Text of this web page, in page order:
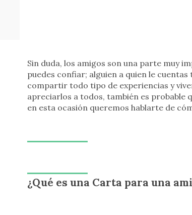
Sin duda, los amigos son una parte muy
puedes confiar; alguien a quien le
compartir todo tipo de experiencias y
apreciarlos a todos, también es probable
en esta ocasión queremos hablarte de
¿Qué es una Carta para una